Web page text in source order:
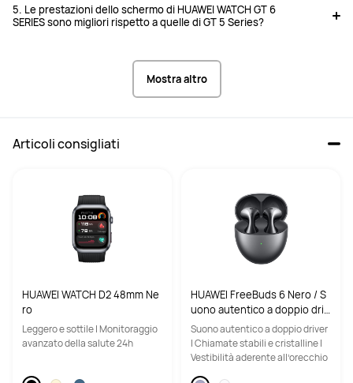
5. Le prestazioni dello schermo di HUAWEI WATCH GT 6
SERIES sono migliori rispetto a quelle di GT 5 Series?
Mostra altro
Articoli consigliati
HUAWEI WATCH D2 48mm Ne
ro
Leggero e sottile | Monitoraggio
avanzato della salute 24h
HUAWEI FreeBuds 6 Nero / S
uono autentico a doppio driv
er
Suono autentico a doppio driver
| Chiamate stabili e cristalline |
Vestibilità aderente all’orecchio